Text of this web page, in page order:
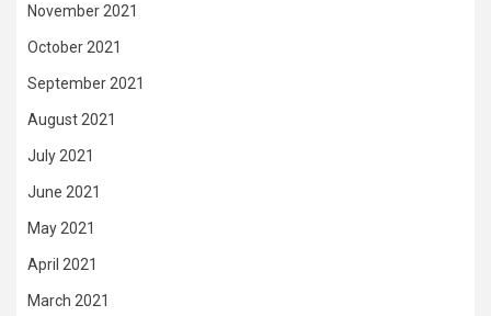
November 2021
October 2021
September 2021
August 2021
July 2021
June 2021
May 2021
April 2021
March 2021